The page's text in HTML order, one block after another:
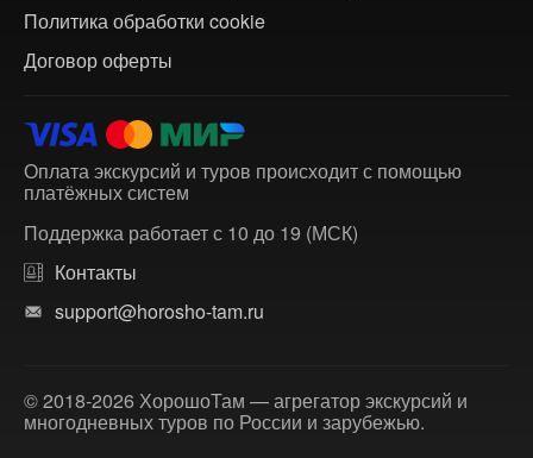
Политика обработки cookie
Договор оферты
Оплата экскурсий и туров происходит с помощью
платёжных систем
Поддержка работает с 10 до 19 (МСК)
Контакты
support@horosho-tam.ru
© 2018-2026 ХорошоТам — агрегатор экскурсий и
многодневных туров по России и зарубежью.